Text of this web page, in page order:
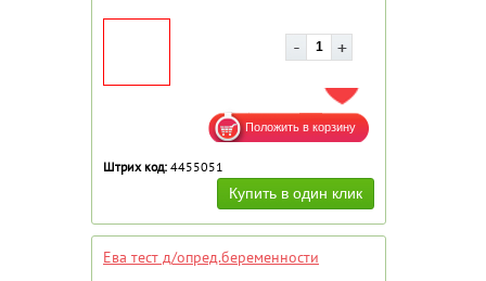
ДОБАВИТЬ В ИЗБРАННОЕ
Штрих код: 4455051
Ева тест д/опред.беременности